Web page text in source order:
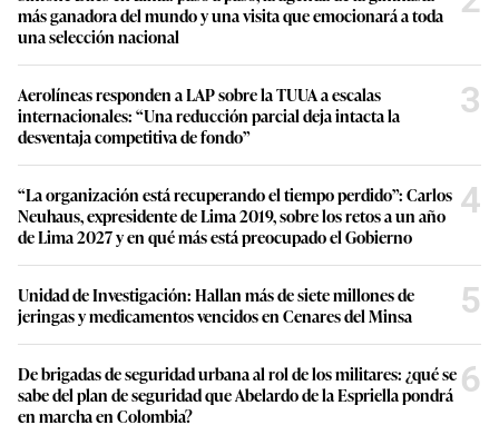
más ganadora del mundo y una visita que emocionará a toda
una selección nacional
Aerolíneas responden a LAP sobre la TUUA a escalas
internacionales: “Una reducción parcial deja intacta la
desventaja competitiva de fondo”
3
“La organización está recuperando el tiempo perdido”: Carlos
Neuhaus, expresidente de Lima 2019, sobre los retos a un año
de Lima 2027 y en qué más está preocupado el Gobierno
4
Unidad de Investigación: Hallan más de siete millones de
jeringas y medicamentos vencidos en Cenares del Minsa
5
De brigadas de seguridad urbana al rol de los militares: ¿qué se
sabe del plan de seguridad que Abelardo de la Espriella pondrá
en marcha en Colombia?
6